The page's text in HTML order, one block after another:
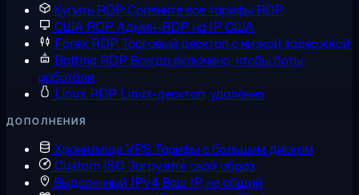
Купить RDP Сравните все тарифы RDP
США RDP Админ-RDP на IP США
Forex RDP Торговый десктоп с низкой задержкой
Botting RDP Всегда включено, чтобы боты
работали
Linux RDP Linux-десктоп, удалённо
ДОПОЛНЕНИЯ
Хранилище VPS Тарифы с большим диском
Custom ISO Загрузите свой образ
Выделенный IPv4 Ваш IP, не общий